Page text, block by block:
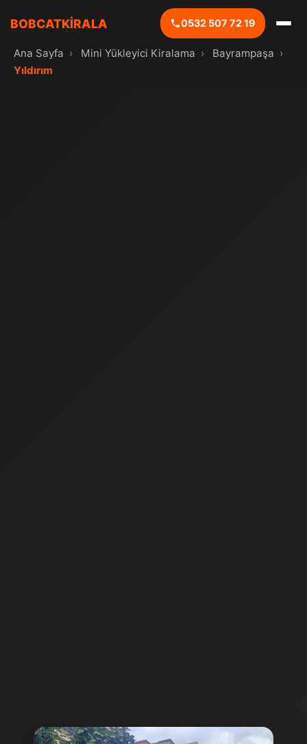
BOBCATKİRALA 0532 507 72 19
Ana Sayfa › Mini Yükleyici Kiralama › Bayrampaşa ›
Yıldırım